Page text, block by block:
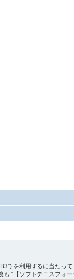
を利用するに当た
“【ソフトテニスフォ